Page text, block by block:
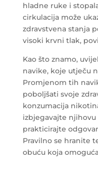
hladne ruke i
cirkulacija može
zdravstvena stanja
visoki krvni tlak,
Kao što znamo,
navike, koje utječu
Promjenom tih
poboljšati svoje
konzumacija
izbjegavajte
prakticirajte
Pravilno se hranite
obuću koja